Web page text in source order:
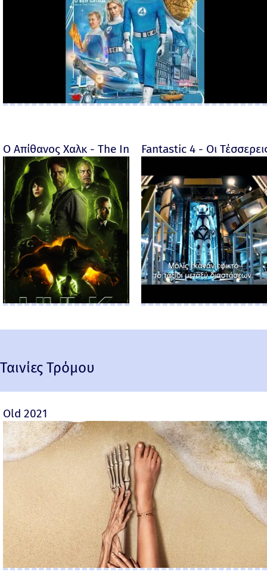
Ο Απίθανος Χαλκ - The Incredible Hulk - 2008
Fantastic 4 - Οι
Ταινίες Τρόμου
Old 2021